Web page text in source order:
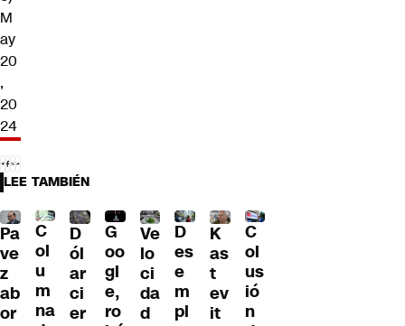
M
ay
20
,
20
24
LEE TAMBIÉN
Pa
ve
z
ab
or
C
ol
u
m
na
D
ól
ar
ci
er
G
oo
gl
e,
ro
Ve
lo
ci
da
d
D
es
e
m
pl
K
as
t
ev
it
C
ol
us
ió
n